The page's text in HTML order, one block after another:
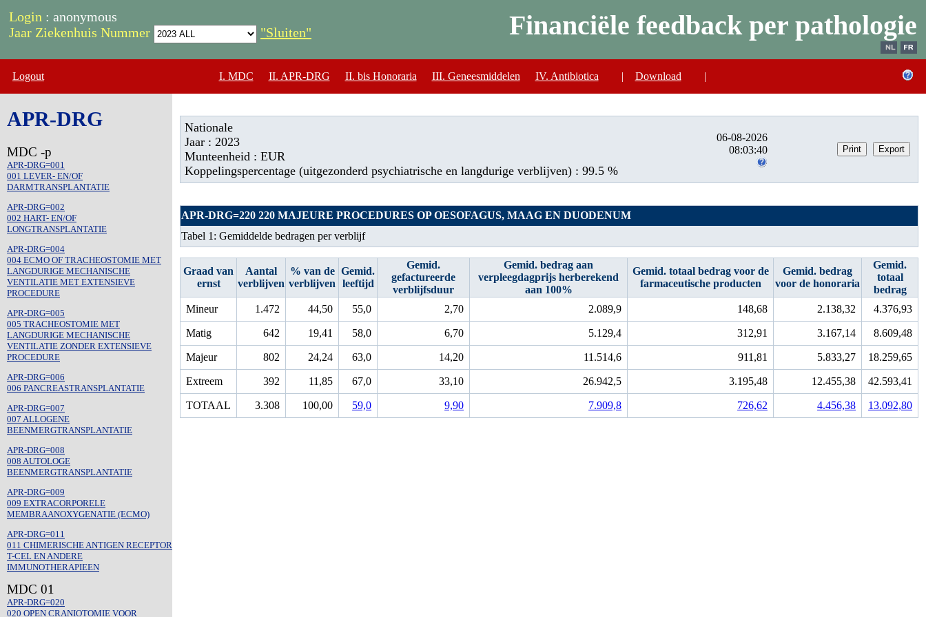
Login : anonymous
Jaar Ziekenhuis Nummer
"Sluiten" Financiële feedback per pathologie
Logout I. MDC II. APR-DRG II. bis Honoraria III. Geneesmiddelen IV. Antibiotica | Download |
APR-DRG
MDC -p
APR-DRG=001
001 LEVER- EN/OF
DARMTRANSPLANTATIE
APR-DRG=002
002 HART- EN/OF
LONGTRANSPLANTATIE
APR-DRG=004
004 ECMO OF TRACHEOSTOMIE MET
LANGDURIGE MECHANISCHE
VENTILATIE MET EXTENSIEVE
PROCEDURE
APR-DRG=005
005 TRACHEOSTOMIE MET
LANGDURIGE MECHANISCHE
VENTILATIE ZONDER EXTENSIEVE
PROCEDURE
APR-DRG=006
006 PANCREASTRANSPLANTATIE
APR-DRG=007
007 ALLOGENE
BEENMERGTRANSPLANTATIE
APR-DRG=008
008 AUTOLOGE
BEENMERGTRANSPLANTATIE
APR-DRG=009
009 EXTRACORPORELE
MEMBRAANOXYGENATIE (ECMO)
APR-DRG=011
011 CHIMERISCHE ANTIGEN RECEPTOR
T-CEL EN ANDERE
IMMUNOTHERAPIEEN
MDC 01
APR-DRG=020
020 OPEN CRANIOTOMIE VOOR
Nationale
Jaar : 2023
Munteenheid : EUR
Koppelingspercentage (uitgezonderd psychiatrische en langdurige verblijven) : 99.5 %
06-08-2026
08:03:40
APR-DRG=220 220 MAJEURE PROCEDURES OP OESOFAGUS, MAAG EN DUODENUM
Tabel 1: Gemiddelde bedragen per verblijf
Graad van
ernst
Aantal
verblijven
% van de
verblijven
Gemid.
leeftijd
Gemid.
gefactureerde
verblijfsduur
Gemid. bedrag aan
verpleegdagprijs herberekend
aan 100%
Gemid. totaal bedrag voor de
farmaceutische producten
Gemid. bedrag
voor de honoraria
Gemid.
totaal
bedrag
Mineur
1.472 44,50 55,0 2,70 2.089,9 148,68 2.138,32 4.376,93
Matig 642 19,41 58,0 6,70 5.129,4 312,91 3.167,14 8.609,48
Majeur 802 24,24 63,0 14,20 11.514,6 911,81 5.833,27 18.259,65
Extreem 392 11,85 67,0 33,10 26.942,5 3.195,48 12.455,38 42.593,41
TOTAAL 3.308 100,00 59,0 9,90 7.909,8 726,62 4.456,38 13.092,80